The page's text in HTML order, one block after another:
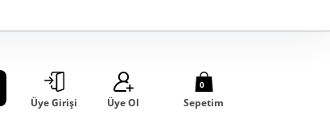
Üye Girişi Üye Ol
0
Sepetim